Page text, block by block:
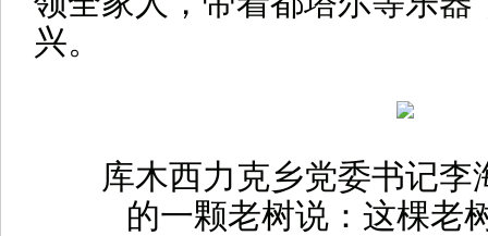
兴。
库木西力克乡党委书记
的一颗老树说：这棵老